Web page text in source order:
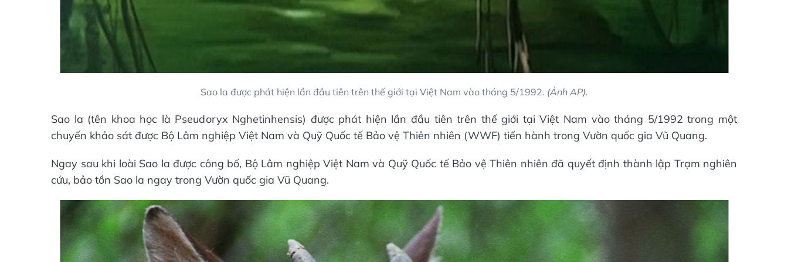
Sao la được phát hiện lần đầu tiên trên thế giới tại Việt Nam vào tháng 5/1992. (Ảnh AP).
Sao la (tên khoa học là Pseudoryx Nghetinhensis) được phát hiện lần đầu tiên trên thế giới tại Việt Nam vào tháng 5/1992 trong một
chuyến khảo sát được Bộ Lâm nghiệp Việt Nam và Quỹ Quốc tế Bảo vệ Thiên nhiên (WWF) tiến hành trong Vườn quốc gia Vũ Quang.
Ngay sau khi loài Sao la được công bố, Bộ Lâm nghiệp Việt Nam và Quỹ Quốc tế Bảo vệ Thiên nhiên đã quyết định thành lập Trạm nghiên
cứu, bảo tồn Sao la ngay trong Vườn quốc gia Vũ Quang.